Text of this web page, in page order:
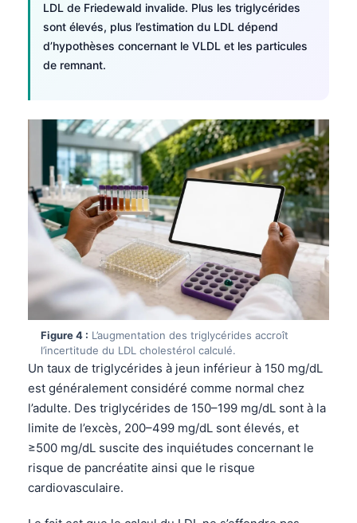
LDL de Friedewald invalide. Plus les triglycérides
sont élevés, plus l’estimation du LDL dépend
d’hypothèses concernant le VLDL et les particules
de remnant.
Figure 4 : L’augmentation des triglycérides accroît
l’incertitude du LDL cholestérol calculé.
Un taux de triglycérides à jeun inférieur à 150 mg/dL
est généralement considéré comme normal chez
l’adulte. Des triglycérides de 150–199 mg/dL sont à la
limite de l’excès, 200–499 mg/dL sont élevés, et
≥500 mg/dL suscite des inquiétudes concernant le
risque de pancréatite ainsi que le risque
cardiovasculaire.